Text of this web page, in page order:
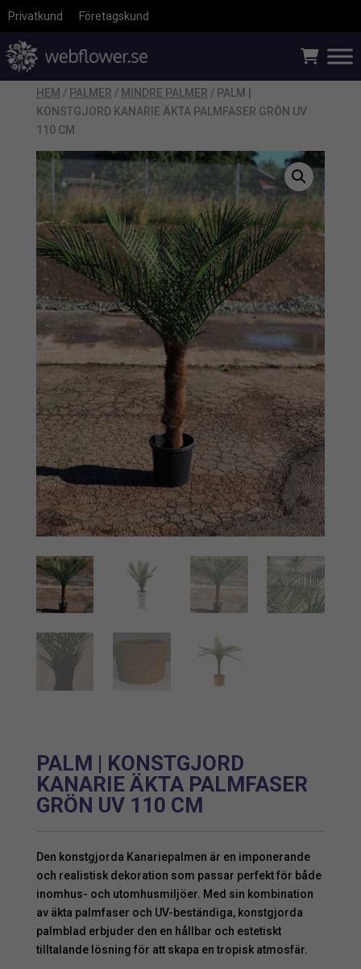
Privatkund Företagskund
HEM / PALMER / MINDRE PALMER / PALM |
KONSTGJORD KANARIE ÄKTA PALMFASER GRÖN UV
110 CM
PALM | KONSTGJORD
KANARIE ÄKTA PALMFASER
GRÖN UV 110 CM
Den konstgjorda Kanariepalmen är en imponerande
och realistisk dekoration som passar perfekt för både
inomhus- och utomhusmiljöer. Med sin kombination
av äkta palmfaser och UV-beständiga, konstgjorda
palmblad erbjuder den en hållbar och estetiskt
tilltalande lösning för att skapa en tropisk atmosfär.